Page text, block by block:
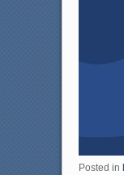
Posted in